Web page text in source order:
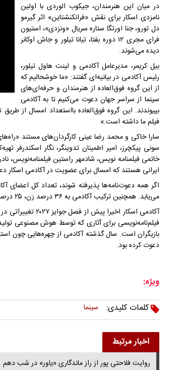
در میان این هنرمندان، جیکوب الوردی با اولین
نامزدی اسکار برای نقش «فرانکنشتاین» اثر گیرمو
دل تورو، جنا اورتگا ستاره سریال «ونزدی»، استیون
فرای مجری ۱۲ دوره بفتا، تیانا تیلور و جاش اوکانر
دیده می‌شوند.
بیل کریمر، مدیرعامل آکادمی و لینت هاول تیلور،
رئیس آکادمی در بیانیه‌ای گفتند: «ما خوشحالیم که
از این گروه فوق‌العاده از هنرمندان و حرفه‌ای‌های
سینما از سراسر جهان دعوت می‌کنیم تا به آکادمی
بپیوندند. این گروه فوق‌العاده بااستعداد امسال از
فیلم ما داشته است.»
سارا خاکی و محمد رضا عینی کارگردان‌های مستند
سونی پیکچرز، امیر اطمینان تدوینگر، نگار اسکندرفر
خاتمی فیلمنامه نویس، شادمهر راستین فیلمنامه‌نویس،
ایرانی هستند که امسال برای عضویت در آکادمی اسکار
می‌یابد. همچنین ترکیب آکادمی به ۳۶ درصد زن، ۲۵ درصد از جوامع اقلیت و ۲۲ درصد بین‌المللی خواهد رسید.
آکادمی اسکار
فیلم‌نامه‌نویسی برای آثاری که توسط هوش مصنوعی
بازیگران است. سال گذشته آکادمی از چهره‌هایی چون
دعوت کرده بود.
ویژه:
کلمات کلیدی:
سینما
اخبار مرتبط
روایت فلاحتی پور از راز ماندگاری «یاور» در شب دهم